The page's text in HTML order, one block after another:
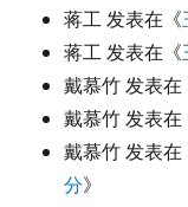
蒋工 发表在《
蒋工 发表在《
戴慕竹 发表在
戴慕竹 发表在
戴慕竹 发表在
分》